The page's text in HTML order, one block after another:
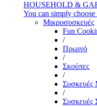
HOUSEHOLD &
You can simply
Μικροσυσκευές
Fun
/
Πρωινό
/
Σκούπες
/
Συσκευές
/
Συσκευές